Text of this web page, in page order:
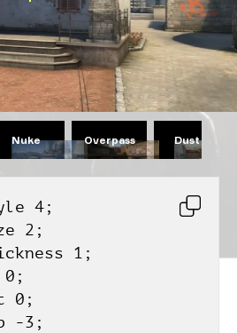
Nuke Overpass Dust II
4;
2;
1;
0;
-3;